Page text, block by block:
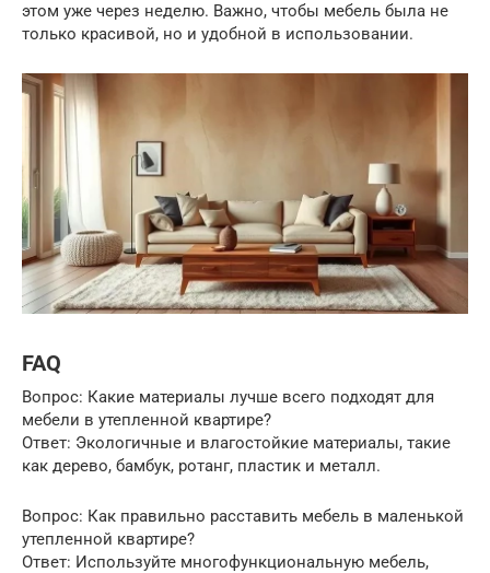
этом уже через неделю. Важно, чтобы мебель была не
только красивой, но и удобной в использовании.
FAQ
Вопрос: Какие материалы лучше всего подходят для
мебели в утепленной квартире?
Ответ: Экологичные и влагостойкие материалы, такие
как дерево, бамбук, ротанг, пластик и металл.
Вопрос: Как правильно расставить мебель в маленькой
утепленной квартире?
Ответ: Используйте многофункциональную мебель,